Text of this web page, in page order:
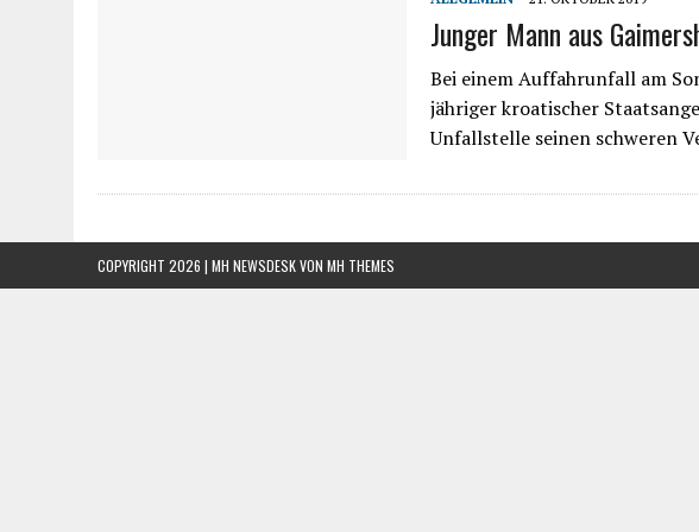
Junger Mann aus
Bei einem Auffahrunfall am
jähriger kroatischer
Unfallstelle seinen schweren
COPYRIGHT 2026 | MH NEWSDESK VON MH THEMES